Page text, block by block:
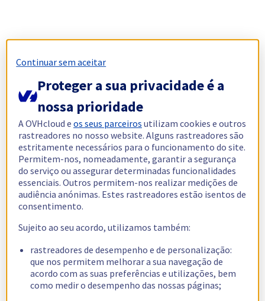
Continuar sem aceitar
Proteger a sua privacidade é a
nossa prioridade
A OVHcloud eos seus parceiros utilizam cookies e outros
rastreadores no nosso website. Alguns rastreadores são
estritamente necessários para o funcionamento do site.
Permitem-nos, nomeadamente, garantir a segurança
do serviço ou assegurar determinadas funcionalidades
essenciais. Outros permitem-nos realizar medições de
audiência anónimas. Estes rastreadores estão isentos de
consentimento.
Sujeito ao seu acordo, utilizamos também:
rastreadores de desempenho e de personalização:
que nos permitem melhorar a sua navegação de
acordo com as suas preferências e utilizações, bem
como medir o desempenho das nossas páginas;